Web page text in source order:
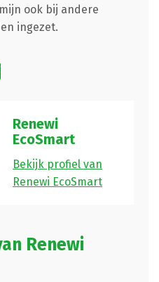
ook bij andere
ingezet.
Renewi
EcoSmart
Bekijk profiel van
Renewi EcoSmart
Renewi